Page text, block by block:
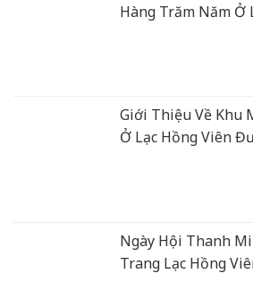
Hàng Trăm Năm Ở
Giới Thiệu Về Khu
Ở Lạc Hồng Viên
Ngày Hội Thanh
Trang Lạc Hồng